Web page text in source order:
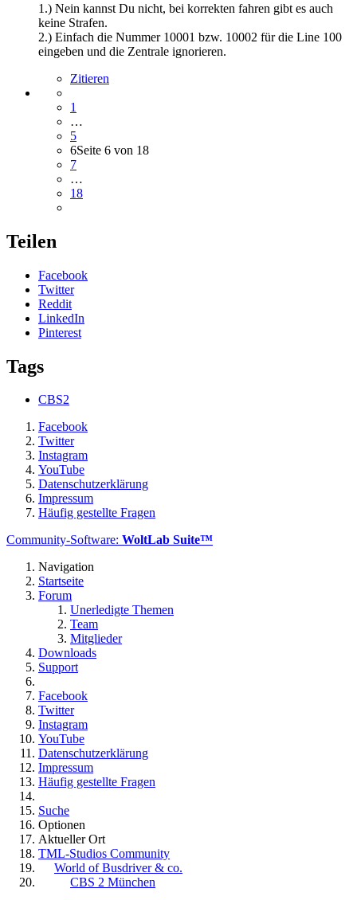
1.) Nein kannst Du nicht, bei korrekten fahren gibt es auch
keine Strafen.
2.) Einfach die Nummer 10001 bzw. 10002 für die Line 100
eingeben und die Zentrale ignorieren.
Zitieren
1
…
5
6Seite 6 von 18
7
…
18
Teilen
Facebook
Twitter
Reddit
LinkedIn
Pinterest
Tags
CBS2
Facebook
Twitter
Instagram
YouTube
Datenschutzerklärung
Impressum
Häufig gestellte Fragen
Community-Software: WoltLab Suite™
Navigation
Startseite
Forum
Unerledigte Themen
Team
Mitglieder
Downloads
Support
Facebook
Twitter
Instagram
YouTube
Datenschutzerklärung
Impressum
Häufig gestellte Fragen
Suche
Optionen
Aktueller Ort
TML-Studios Community
World of Busdriver & co.
CBS 2 München